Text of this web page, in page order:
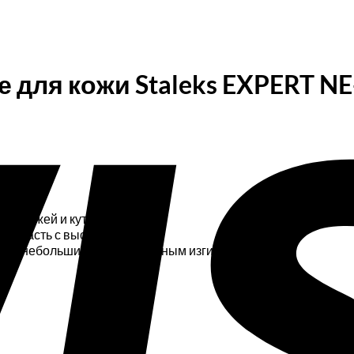
кожи Staleks EXPERT
кожей и кутикулой.
часть с выступом.
небольшим волнообразным изгибам на ручках.